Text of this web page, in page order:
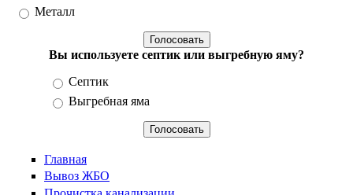
Металл
Вы используете септик или выгребную яму?
Варианты
Септик
Выгребная яма
Главная
Вывоз ЖБО